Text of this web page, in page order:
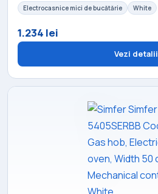
Electrocasnice mici de bucătărie White
1.234 lei
Vezi detalii